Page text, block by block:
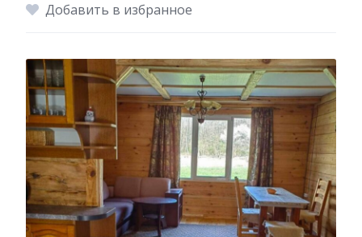
Добавить в избранное